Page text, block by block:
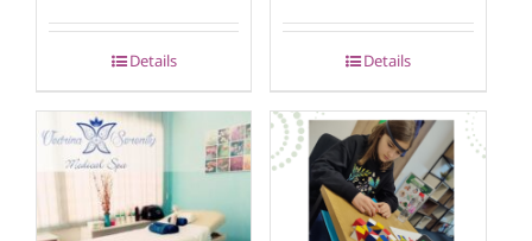
Details Details